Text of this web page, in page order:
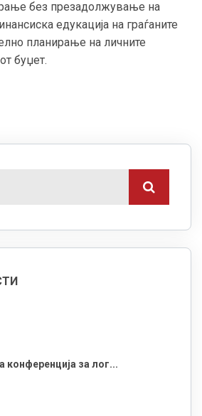
без презадолжување на
едукација на граѓаните
планирање на личните
буџет.
конференција за лог...